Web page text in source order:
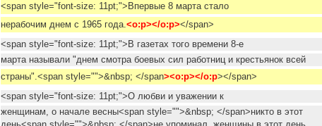
<span style="font-size: 11pt;">Впервые 8 марта стало
нерабочим днем с 1965 года.<o:p></o:p></span>
<span style="font-size: 11pt;">В газетах того времени 8-е
марта называли "днем смотра боевых сил работниц и крестьянок всей
страны".<span style="">&nbsp; </span><o:p></o:p></span>
<span style="font-size: 11pt;">О любви и уважении к
женщинам, о начале весны<span style="">&nbsp; </span>никто в этот